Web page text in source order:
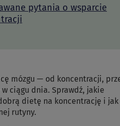
pytania o wsparcie
mózgu — od koncentracji,
ciągu dnia. Sprawdź, jakie
dietę na koncentrację i jak
rutyny.